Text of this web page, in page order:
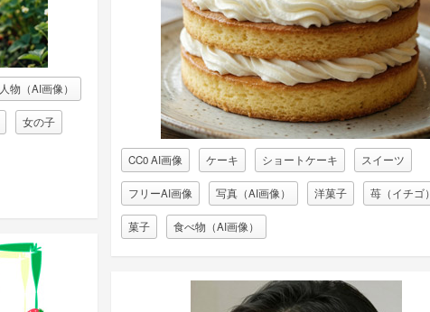
人物（AI画像）
女の子
CC0 AI画像 ケーキ ショートケーキ スイーツ
フリーAI画像 写真（AI画像） 洋菓子 苺（イチゴ）
菓子 食べ物（AI画像）